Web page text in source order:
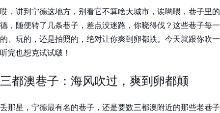
哎，讲到宁德这地方，别看它不算啥大城市，诶哟喂，巷子里
德，随便转了几条巷子，差点没迷路，你晓得伐？这些巷子每
的、玩的，还是拍照的，绝对让你爽到卵都跌。今天就跟你吹
听完也想克试试啵！
三都澳巷子：海风吹过，爽到卵都颠
丢那星，宁德最有名的巷子，还是要数三都澳附近的那些老巷